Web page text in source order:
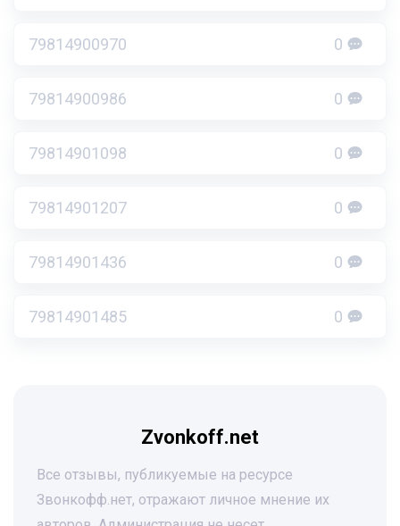
79814900970 0
79814900986 0
79814901098 0
79814901207 0
79814901436 0
79814901485 0
Zvonkoff.net
Все отзывы, публикуемые на ресурсе
Звонкофф.нет, отражают личное мнение их